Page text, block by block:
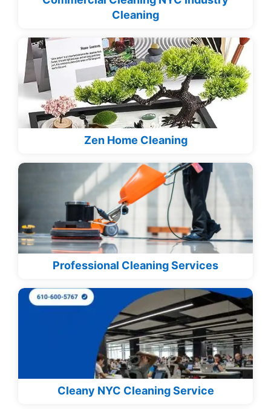
Cleaning
Zen Home Cleaning
Professional Cleaning Services
Cleany NYC Cleaning Service